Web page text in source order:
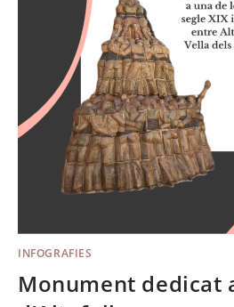
INFOGRAFIES
Monument dedicat